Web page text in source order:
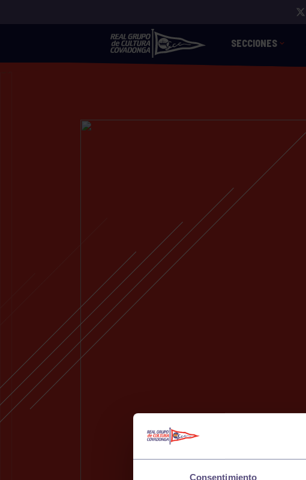
Consentimiento
SECCIONES